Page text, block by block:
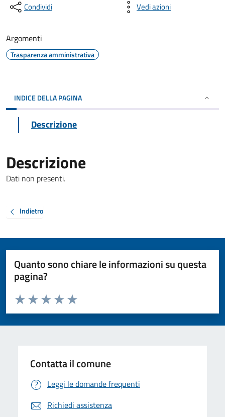
Condividi Vedi azioni
Argomenti
Trasparenza amministrativa
INDICE DELLA PAGINA
Descrizione
Descrizione
Dati non presenti.
Indietro
Quanto sono chiare le informazioni su questa
pagina?
Valuta da 1 a 5 stelle la pagina
Valuta 5 stelle su 5
Valuta 4 stelle su 5
Valuta 3 stelle su 5
Valuta 2 stelle su 5
Valuta 1 stelle su 5
Contatta il comune
Leggi le domande frequenti
Richiedi assistenza